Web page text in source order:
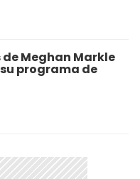
de Meghan Markle
programa de